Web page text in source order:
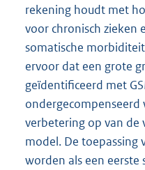
rekening houdt met
voor chronisch zieken
somatische
ervoor dat een grote
geïdentificeerd met
ondergecompenseerd
verbetering op van de
model. De toepassing
worden als een eerste